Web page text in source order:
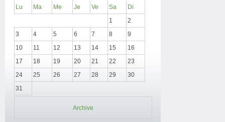
Lu Ma Me Je Ve Sa
Di
1
2
3
4 5 6 7 8
9
10
11 12 13 14 15
16
17
18 19 20 21 22
23
24
25 26 27 28 29
30
31
Archive